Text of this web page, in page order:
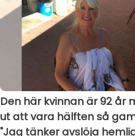
Den här kvinnan är 92 år
ut att vara hälften så
"Jag tänker avslöja